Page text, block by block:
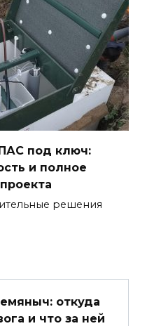
под ключ:
и полное
решения
откуда
и что за ней